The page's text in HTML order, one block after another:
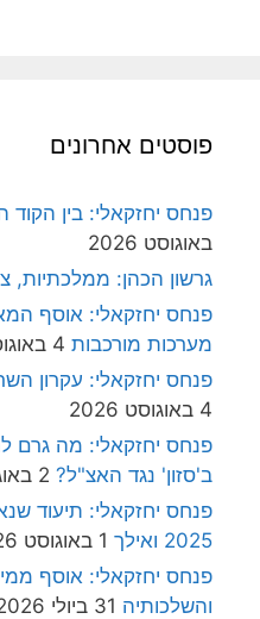
פוסטים אחרונים
פנחס יחזקאלי: בין
באוגוסט 2026
גרשון הכהן: ממלכתיות,
פנחס יחזקאלי: אוסף
מערכות מורכבות 4 באוגוסט 2026
פנחס יחזקאלי: עקרון
4 באוגוסט 2026
פנחס יחזקאלי: מה גרם
ב'סזון' נגד האצ"ל? 2 באוגוסט 2026
פנחס יחזקאלי: תיעוד
2025 ואילך
1 באוגוסט 2026
פנחס יחזקאלי: אוסף
והשלכותיה 31 ביולי 2026